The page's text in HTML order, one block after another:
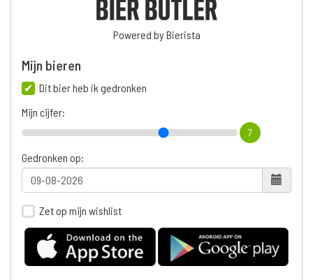
Powered by Bierista
Mijn bieren
Dit bier heb ik gedronken
Mijn cijfer:
7
Gedronken op:
Zet op mijn wishlist